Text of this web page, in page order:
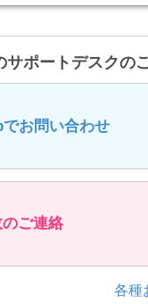
サポートデスクの
でお問い合わせ
ご連絡
各種